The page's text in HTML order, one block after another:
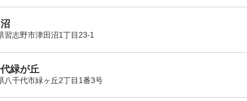
志野市津田沼1丁目23-1
緑が丘
千代市緑ヶ丘2丁目1番3号